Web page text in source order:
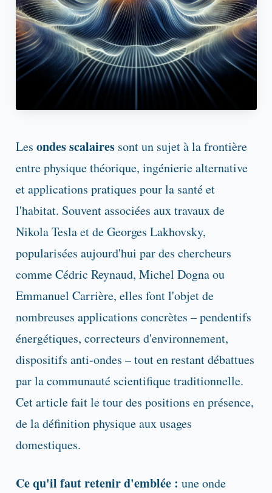
Les ondes scalairessont un sujet à la frontière
entre physique théorique, ingénierie alternative
et applications pratiques pour la santé et
l'habitat. Souvent associées aux travaux de
Nikola Tesla et de Georges Lakhovsky,
popularisées aujourd'hui par des chercheurs
comme Cédric Reynaud, Michel Dogna ou
Emmanuel Carrière, elles font l'objet de
nombreuses applications concrètes – pendentifs
énergétiques, correcteurs d'environnement,
dispositifs anti-ondes – tout en restant débattues
par la communauté scientifique traditionnelle.
Cet article fait le tour des positions en présence,
de la définition physique aux usages
domestiques.
Ce qu'il faut retenir d'emblée : une onde